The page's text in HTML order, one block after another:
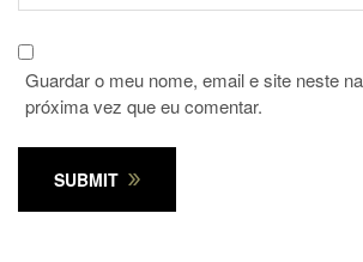
Guardar o meu nome, email e site neste
próxima vez que eu comentar.
SUBMIT